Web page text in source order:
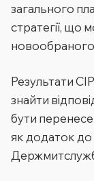
загального
стратегії, що
Результати
знайти
бути
як додаток до